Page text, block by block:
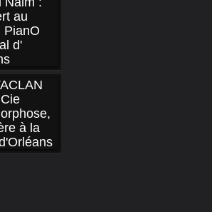
Artistiques de Musiques